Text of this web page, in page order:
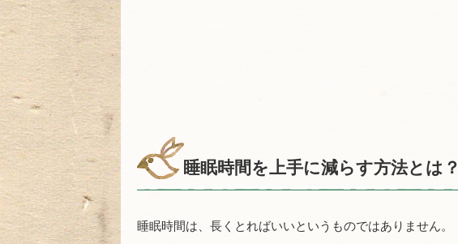
睡眠時間を上手に減らす方法とは？
睡眠時間は、長くとればいいというものではありません。